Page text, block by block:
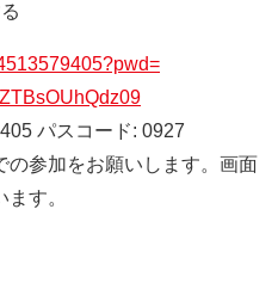
09
パスコード: 0927
参加をお願いします。画面
す。